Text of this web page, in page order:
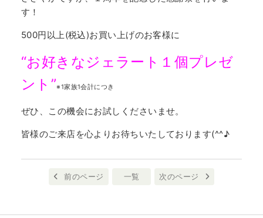
す！
500円以上(税込)お買い上げのお客様に
“お好きなジェラート１個プレゼ
ント”※1家族1会計につき
ぜひ、この機会にお試しくださいませ。
皆様のご来店を心よりお待ちいたしております(^^♪
前のページ 一覧 次のページ